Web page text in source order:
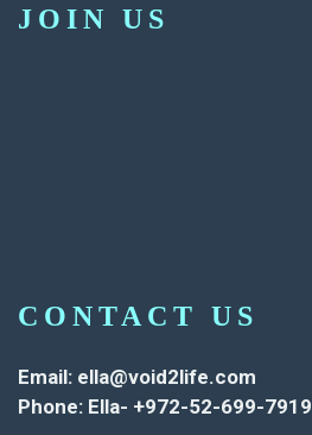
JOIN US
CONTACT US
Email: ella@void2life.com
Phone: Ella- +972-52-699-7919